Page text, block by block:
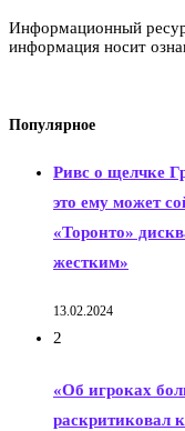
Информационный
информация носит
Популярное
Ривс о щелчке
это ему может
«Торонто»
жестким»
13.02.2024
2
«Об игроках
раскритиковал